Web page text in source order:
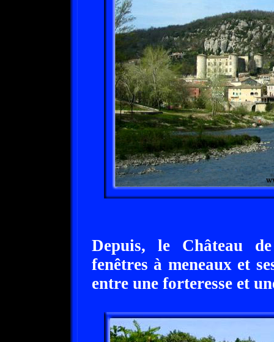
Depuis, le Château
fenêtres à meneaux et
entre une forteresse et